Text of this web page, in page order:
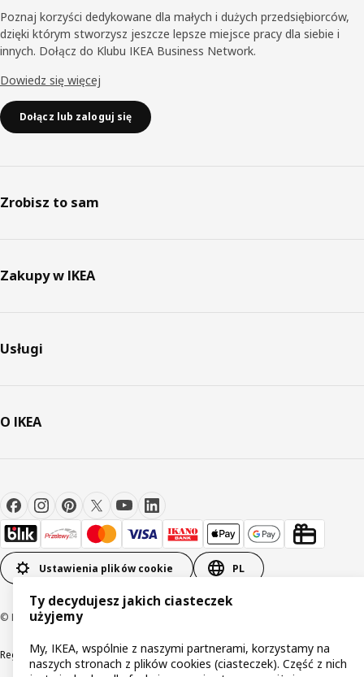
Poznaj korzyści dedykowane dla małych i dużych przedsiębiorców,
dzięki którym stworzysz jeszcze lepsze miejsce pracy dla siebie i
innych. Dołącz do Klubu IKEA Business Network.
Dowiedz się więcej
Dołącz lub zaloguj się
Zrobisz to sam
Zakupy w IKEA
Usługi
O IKEA
Ustawienia plików cookie PL
© Inter IKEA Systems B.V 1999-2026
RegulaminyPolityka prywatnościWycofane produkty
Ty decydujesz jakich ciasteczek
użyjemy
My, IKEA, wspólnie z naszymi partnerami, korzystamy na
naszych stronach z plików cookies (ciasteczek). Część z nich